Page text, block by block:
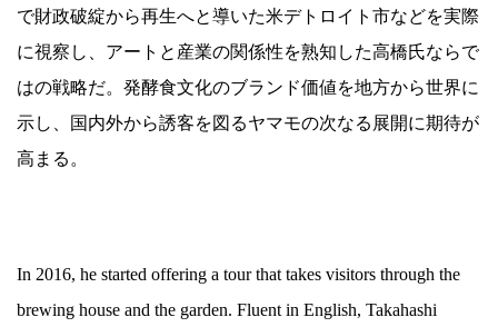
で財政破綻から再生へと導いた米デトロイト市などを実際
に視察し、アートと産業の関係性を熟知した高橋氏ならで
はの戦略だ。発酵食文化のブランド価値を地方から世界に
示し、国内外から誘客を図るヤマモの次なる展開に期待が
高まる。
In 2016, he started offering a tour that takes visitors through the
brewing house and the garden. Fluent in English, Takahashi